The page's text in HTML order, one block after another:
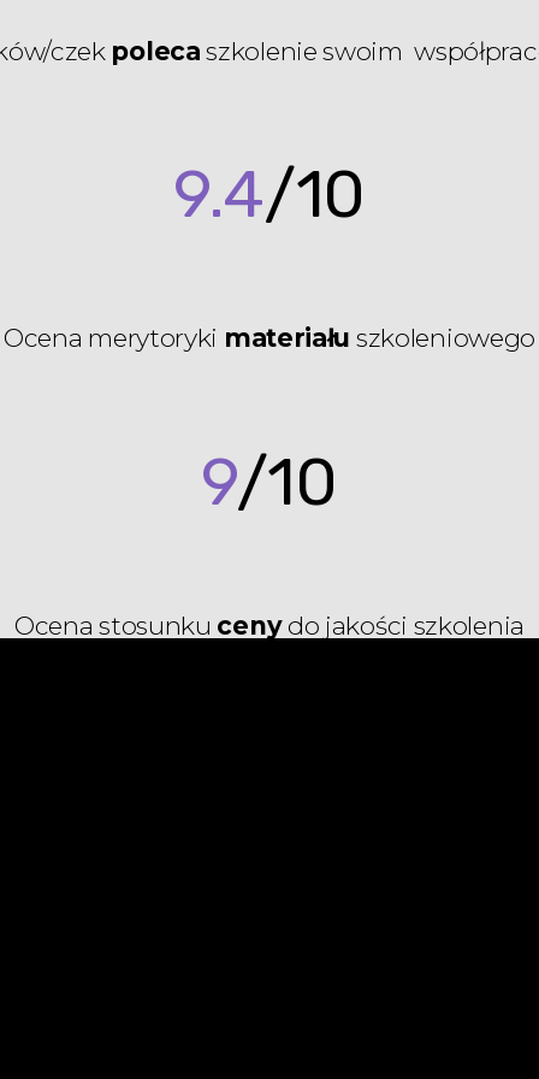
czek poleca szkolenie swoim
9.4/10
Ocena merytoryki materiału szkoleniowego
9/10
Ocena stosunku cenydo jakości szkolenia